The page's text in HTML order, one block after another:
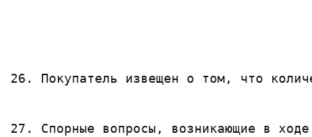
26. Покупатель извещен о том, что
27. Спорные вопросы, возникающие в